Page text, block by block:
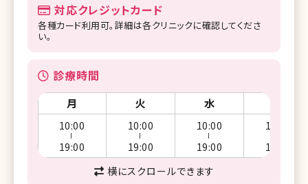
対応クレジットカード
各種カード利用可。詳細は各クリニックに確認してくださ
い。
診療時間
月 火 水
10:00
19:00
10:00
19:00
10:00
19:00
10:00
19:00
横にスクロールできます